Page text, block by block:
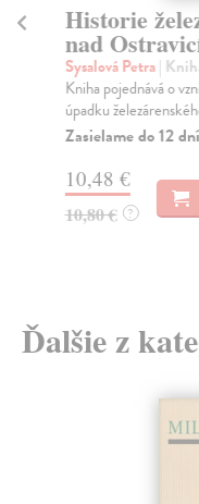
Historie
nad
Sysalová Petra|
Kniha pojednává o
úpadku
Zasielame do 12 dní
10,48 €
10,80 € ?
Ďalšie z